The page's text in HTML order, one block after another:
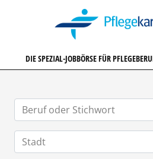
DIE SPEZIAL-JOBBÖRSE FÜR